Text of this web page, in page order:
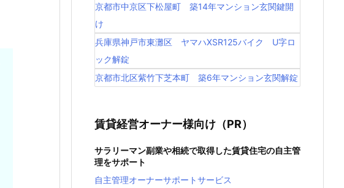
京都市中京区下松屋町 築14年マンション玄関鍵開
け
兵庫県神戸市東灘区 ヤマハXSR125バイク U字ロ
ック解錠
京都市北区紫竹下芝本町 築6年マンション玄関解錠
賃貸経営オーナー様向け（PR）
サラリーマン副業や相続で取得した賃貸住宅の自主管
理をサポート
自主管理オーナーサポートサービス